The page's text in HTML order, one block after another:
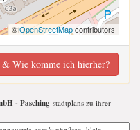
©OpenStreetMapcontributors
& Wie komme ich hierher?
- Pasching-stadtplans zu ihrer